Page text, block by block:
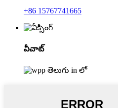
+86 15767741665
వీచాట్